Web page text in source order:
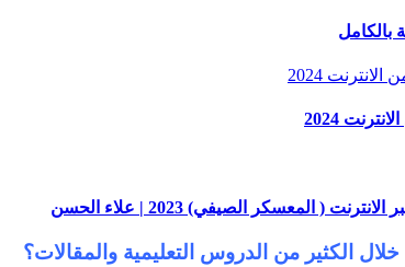
2024
( المعسكر الصيفي) 2023 | علاء الحسن
الكثير من الدروس التعليمية والمقالات؟